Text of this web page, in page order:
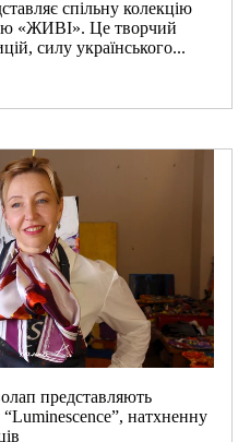
спільну колекцію
«ЖИВІ». Це творчий
силу українського...
представляють
натхненну